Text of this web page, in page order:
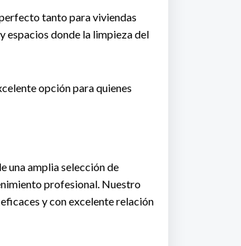
tanto para viviendas
espacios donde la limpieza del
opción para quienes
una amplia selección de
profesional. Nuestro
y con excelente relación